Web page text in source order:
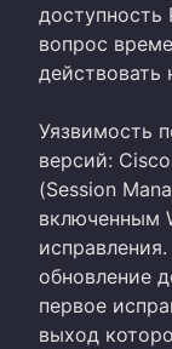
вопрос
действовать
Уязвимость
версий:
(Session
включенным
обновление
первое
выход